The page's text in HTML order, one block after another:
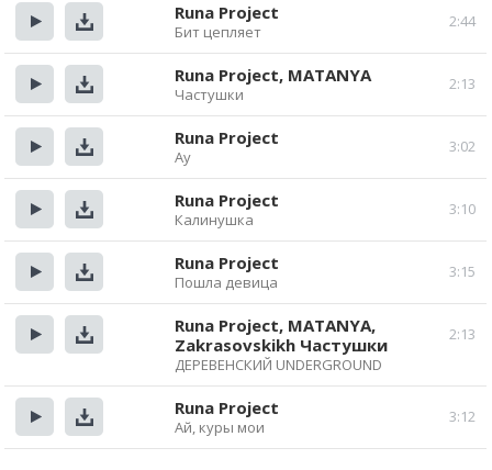
Прослушать
Скачать
2:44
Runa Project
Бит цепляет
Прослушать
Скачать
2:13
Runa Project, MATANYA
Частушки
Прослушать
Скачать
3:02
Runa Project
Ау
Прослушать
Скачать
3:10
Runa Project
Калинушка
Прослушать
Скачать
3:15
Runa Project
Пошла девица
2:13
Runa Project, MATANYA,
Zakrasovskikh Частушки
ДЕРЕВЕНСКИЙ UNDERGROUND
Прослушать
Скачать
3:12
Runa Project
Ай, куры мои